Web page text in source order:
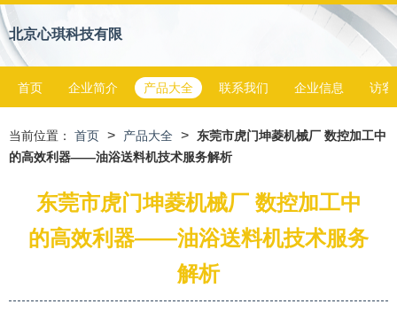
北京心琪科技有限
首页 企业简介 产品大全 联系我们 企业信息 访客
当前位置： 首页 > 产品大全 >
东莞市虎门坤菱机械厂 数控加工中
的高效利器——油浴送料机技术服务解析
东莞市虎门坤菱机械厂 数控加工中
的高效利器——油浴送料机技术服务
解析